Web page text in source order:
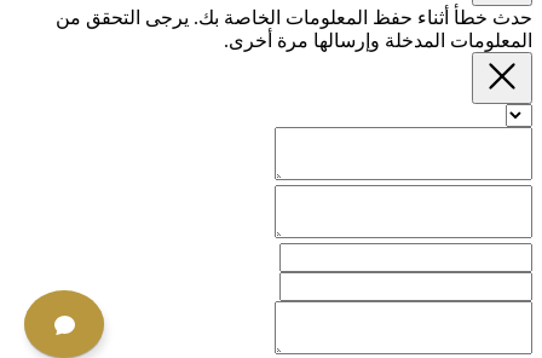
حدث خطأ أثناء حفظ المعلومات الخاصة بك. يرجى التحقق من
المعلومات المدخلة وإرسالها مرة أخرى.